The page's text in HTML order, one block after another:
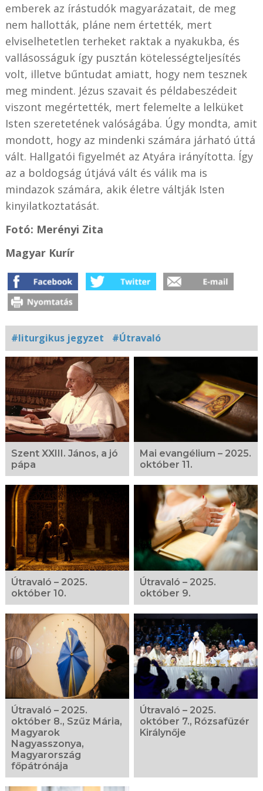
emberek az írástudók magyarázatait, de meg
nem hallották, pláne nem értették, mert
elviselhetetlen terheket raktak a nyakukba, és
vallásosságuk így pusztán kötelességteljesítés
volt, illetve bűntudat amiatt, hogy nem tesznek
meg mindent. Jézus szavait és példabeszédeit
viszont megértették, mert felemelte a lelküket
Isten szeretetének valóságába. Úgy mondta, amit
mondott, hogy az mindenki számára járható úttá
vált. Hallgatói figyelmét az Atyára irányította. Így
az a boldogság útjává vált és válik ma is
mindazok számára, akik életre váltják Isten
kinyilatkoztatását.
Fotó: Merényi Zita
Magyar Kurír
#liturgikus jegyzet #Útravaló
Kapcsolódó
fotógaléria
Szent XXIII. János, a jó
pápa
Mai evangélium – 2025.
október 11.
Útravaló – 2025.
október 10.
Útravaló – 2025.
október 9.
Útravaló – 2025.
október 8., Szűz Mária,
Magyarok
Nagyasszonya,
Magyarország
főpátrónája
Útravaló – 2025.
október 7., Rózsafüzér
Királynője